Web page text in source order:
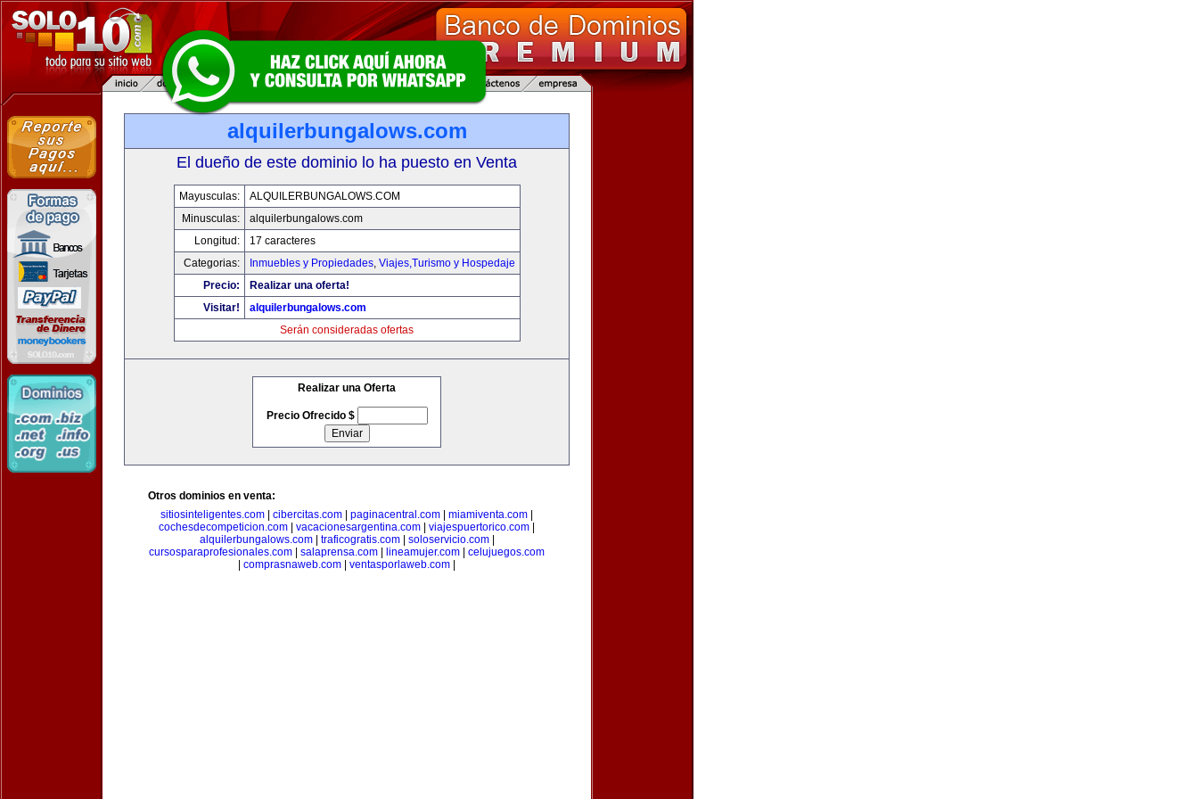
alquilerbungalows.com
El dueño de este dominio lo ha puesto en Venta
Mayusculas:
ALQUILERBUNGALOWS.COM
Minusculas:
alquilerbungalows.com
Longitud:
17 caracteres
Categorias:
Inmuebles y Propiedades, Viajes,Turismo y Hospedaje
Precio:
Realizar una oferta!
Visitar!
alquilerbungalows.com
Serán consideradas ofertas
Realizar una Oferta
Precio Ofrecido $
Otros dominios en venta:
sitiosinteligentes.com
cibercitas.com paginacentral.com miamiventa.com
cochesdecompeticion.com
vacacionesargentina.com viajespuertorico.com
alquilerbungalows.com| traficogratis.com| soloservicio.com|
cursosparaprofesionales.com
salaprensa.com lineamujer.com
celujuegos.com
comprasnaweb.com ventasporlaweb.com